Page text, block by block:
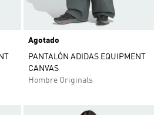
Agotado
PANTALÓN ADIDAS EQUIPMENT
CANVAS
Hombre Originals